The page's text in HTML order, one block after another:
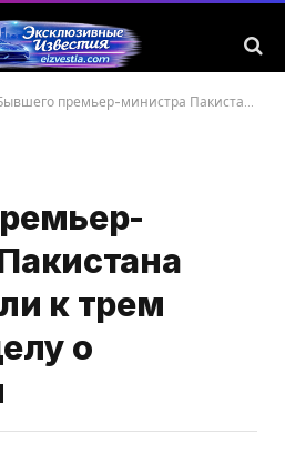
премьер-министра Пакистана приговорили к трем годам по делу о коррупции
к трем
о